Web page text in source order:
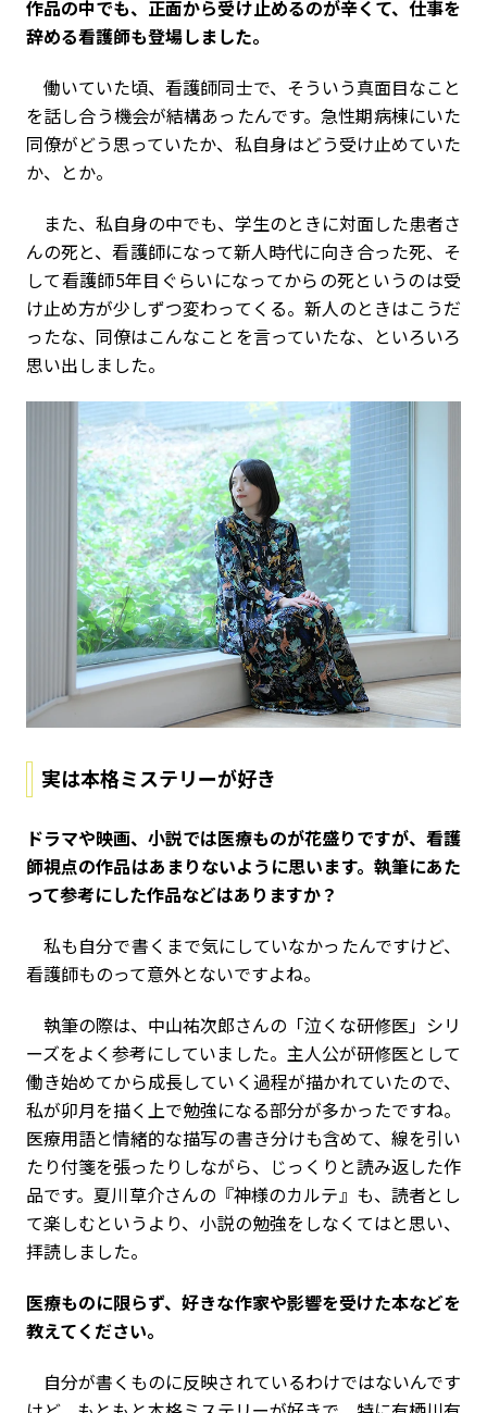
――作品の中でも、正面から受け止めるのが辛くて、仕事を
辞める看護師も登場しました。
働いていた頃、看護師同士で、そういう真面目なこと
を話し合う機会が結構あったんです。急性期病棟にいた
同僚がどう思っていたか、私自身はどう受け止めていた
か、とか。
また、私自身の中でも、学生のときに対面した患者さ
んの死と、看護師になって新人時代に向き合った死、そ
して看護師5年目ぐらいになってからの死というのは受
け止め方が少しずつ変わってくる。新人のときはこうだ
ったな、同僚はこんなことを言っていたな、といろいろ
思い出しました。
実は本格ミステリーが好き
――ドラマや映画、小説では医療ものが花盛りですが、看護
師視点の作品はあまりないように思います。執筆にあた
って参考にした作品などはありますか？
私も自分で書くまで気にしていなかったんですけど、
看護師ものって意外とないですよね。
執筆の際は、中山祐次郎さんの「泣くな研修医」シリ
ーズをよく参考にしていました。主人公が研修医として
働き始めてから成長していく過程が描かれていたので、
私が卯月を描く上で勉強になる部分が多かったですね。
医療用語と情緒的な描写の書き分けも含めて、線を引い
たり付箋を張ったりしながら、じっくりと読み返した作
品です。夏川草介さんの『神様のカルテ』も、読者とし
て楽しむというより、小説の勉強をしなくてはと思い、
拝読しました。
――医療ものに限らず、好きな作家や影響を受けた本などを
教えてください。
自分が書くものに反映されているわけではないんです